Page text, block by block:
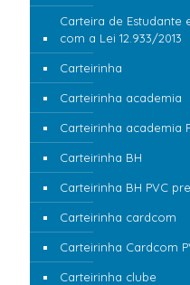
Carteira de Estudante
com a Lei 12.933/2013
Carteirinha
Carteirinha academia
Carteirinha academia
Carteirinha BH
Carteirinha BH PVC
Carteirinha cardcom
Carteirinha Cardcom
Carteirinha clube